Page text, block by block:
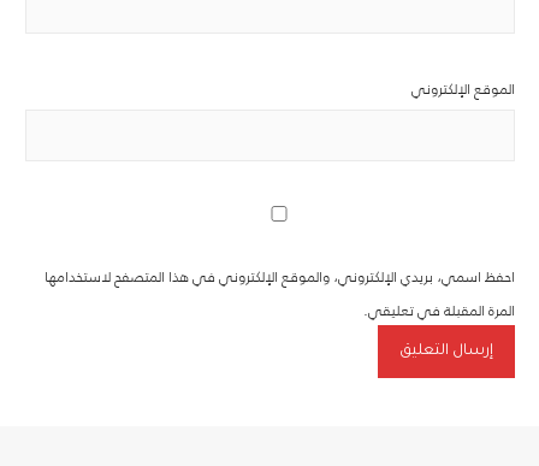
الموقع الإلكتروني
احفظ اسمي، بريدي الإلكتروني، والموقع الإلكتروني في هذا المتصفح لاستخدامها
المرة المقبلة في تعليقي.